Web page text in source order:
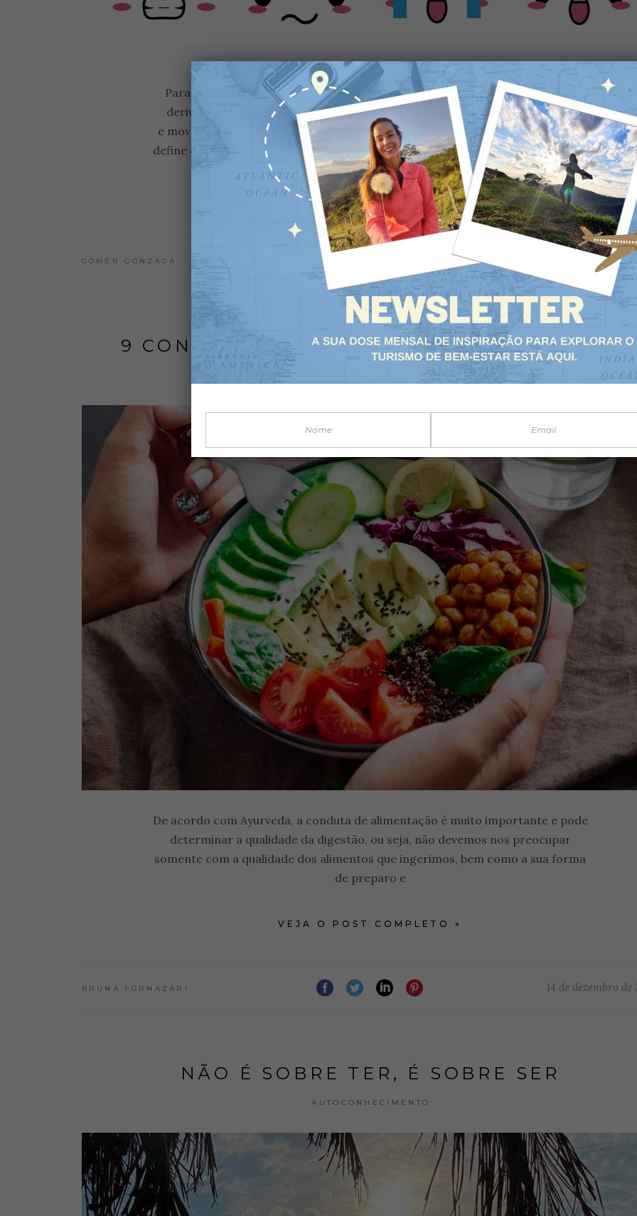
Para falar de emoções é importante saber a sua origem: A palavra emoção
deriva do termo latino emovere, onde o e- (variante de ex-) significa "fora"
e movere significa "movimento".Pedro Calabrez, especialista da Neurociência,
define que as emoções são programas de ação, coordenados pelo cérebro, que
VEJA O POST COMPLETO »
GOMÉR GONZAGA 21 de dezembro
9 CONDUTAS DE ALIMENTAÇÃO AYURVEDA
MEDICINA AYURVEDA NUTRIÇÃO HOLÍSTICA
De acordo com Ayurveda, a conduta de alimentação é muito importante e pode
determinar a qualidade da digestão, ou seja, não devemos nos preocupar
somente com a qualidade dos alimentos que ingerimos, bem como a sua forma
de preparo e
VEJA O POST COMPLETO »
BRUNA FORNAZARI 14 de dezembro de
NÃO É SOBRE TER, É SOBRE SER
AUTOCONHECIMENTO